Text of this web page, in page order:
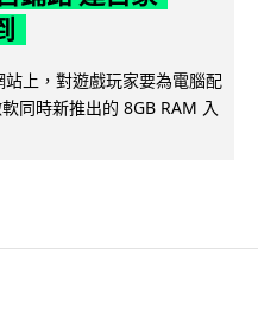
上，對遊戲玩家要為電腦配
同時新推出的 8GB RAM 入